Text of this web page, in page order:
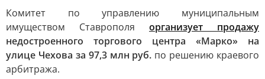
Комитет по управлению муниципальным
имуществом Ставрополя организует продажу
недостроенного торгового центра «Марко» на
улице Чехова за 97,3 млн руб. по решению краевого
арбитража.